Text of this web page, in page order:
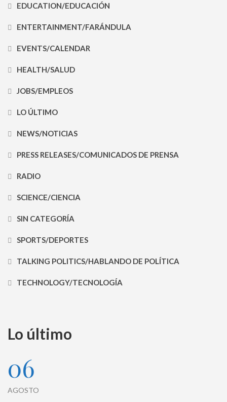
EDUCATION/EDUCACIÓN
ENTERTAINMENT/FARÁNDULA
EVENTS/CALENDAR
HEALTH/SALUD
JOBS/EMPLEOS
LO ÚLTIMO
NEWS/NOTICIAS
PRESS RELEASES/COMUNICADOS DE PRENSA
RADIO
SCIENCE/CIENCIA
SIN CATEGORÍA
SPORTS/DEPORTES
TALKING POLITICS/HABLANDO DE POLÍTICA
TECHNOLOGY/TECNOLOGÍA
Lo último
06
AGOSTO